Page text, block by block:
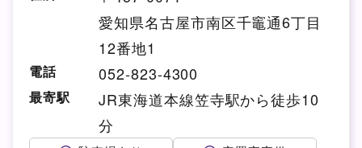
愛知県名古屋市南区千竈通6丁目
12番地1
電話 052-823-4300
最寄駅
JR東海道本線笠寺駅から徒歩10
分